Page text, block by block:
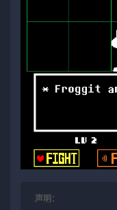
声明：